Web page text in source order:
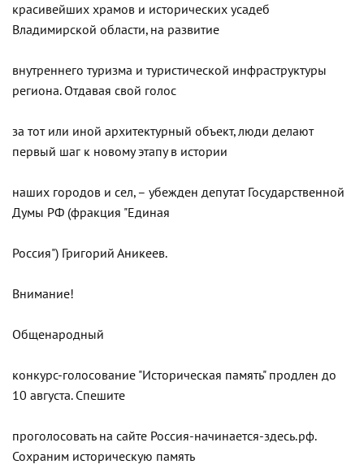
красивейших храмов и исторических усадеб
Владимирской области, на развитие
внутреннего туризма и туристической инфраструктуры
региона. Отдавая свой голос
за тот или иной архитектурный объект, люди делают
первый шаг к новому этапу в истории
наших городов и сел, – убежден депутат Государственной
Думы РФ (фракция "Единая
Россия") Григорий Аникеев.
Внимание!
Общенародный
конкурс-голосование "Историческая память" продлен до
10 августа. Спешите
проголосовать на сайте Россия-начинается-здесь.рф.
Сохраним историческую память